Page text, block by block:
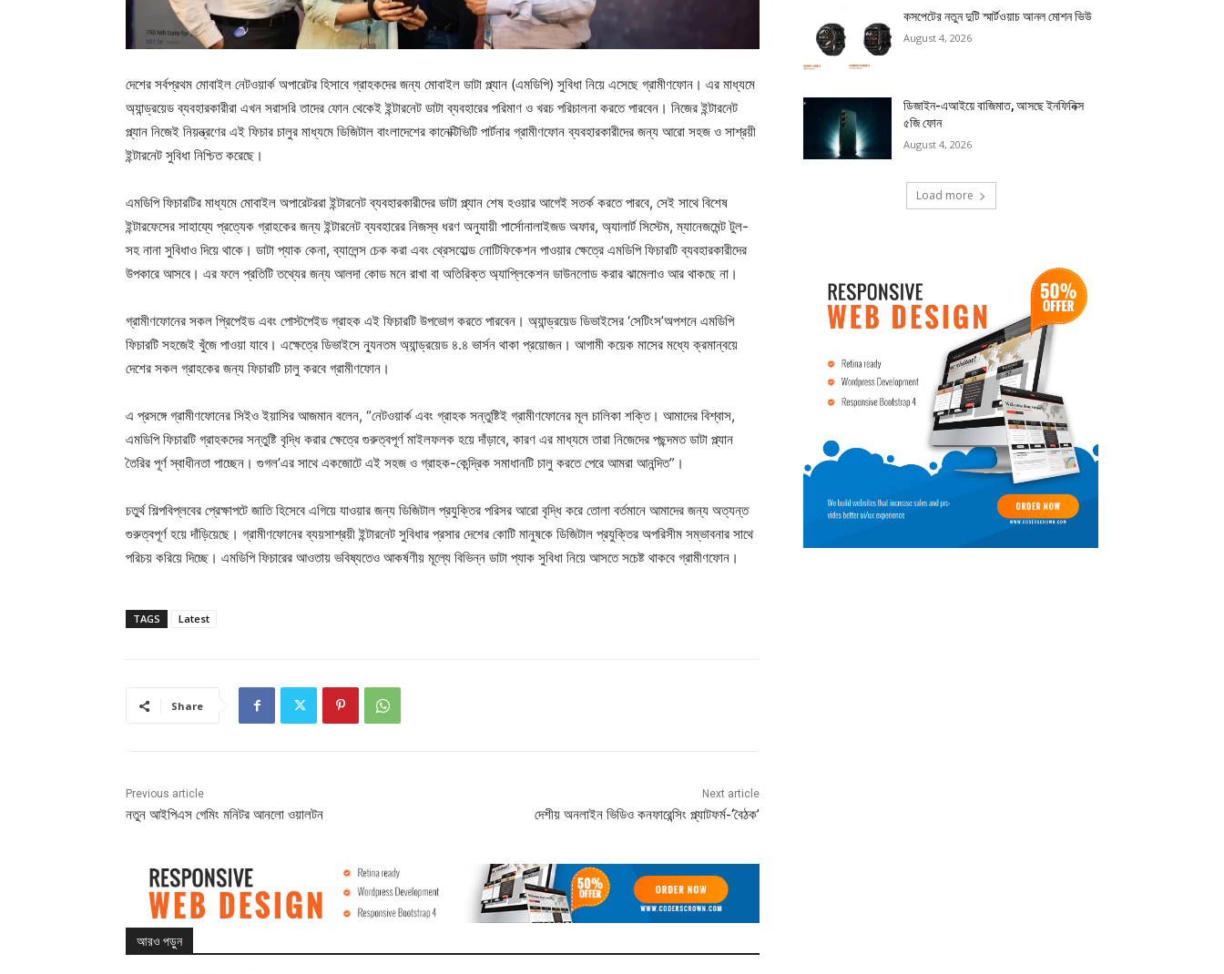
দেশের সর্বপ্রথম মোবাইল নেটওয়ার্ক অপারেটর হিসাবে গ্রাহকদের জন্য মোবাইল ডাটা প্ল্যান (এমডিপি) সুবিধা নিয়ে এসেছে গ্রামীণফোন। এর মাধ্যমে
অ্যান্ড্রয়েড ব্যবহারকারীরা এখন সরাসরি তাদের ফোন থেকেই ইন্টারনেট ডাটা ব্যবহারের পরিমাণ ও খরচ পরিচালনা করতে পারবেন। নিজের ইন্টারনেট
প্ল্যান নিজেই নিয়ন্ত্রণের এই ফিচার চালুর মাধ্যমে ডিজিটাল বাংলাদেশের কানেক্টিভিটি পার্টনার গ্রামীণফোন ব্যবহারকারীদের জন্য আরো সহজ ও সাশ্রয়ী
ইন্টারনেট সুবিধা নিশ্চিত করেছে।
এমডিপি ফিচারটির মাধ্যমে মোবাইল অপারেটররা ইন্টারনেট ব্যবহারকারীদের ডাটা প্ল্যান শেষ হওয়ার আগেই সতর্ক করতে পারবে, সেই সাথে বিশেষ
ইন্টারফেসের সাহায্যে প্রত্যেক গ্রাহকের জন্য ইন্টারনেট ব্যবহারের নিজস্ব ধরণ অনুযায়ী পার্সোনালাইজড অফার, অ্যালার্ট সিস্টেম, ম্যানেজমেন্ট টুল-
সহ নানা সুবিধাও দিয়ে থাকে। ডাটা প্যাক কেনা, ব্যালেন্স চেক করা এবং থ্রেসহোল্ড নোটিফিকেশন পাওয়ার ক্ষেত্রে এমডিপি ফিচারটি ব্যবহারকারীদের
উপকারে আসবে। এর ফলে প্রতিটি তথ্যের জন্য আলদা কোড মনে রাখা বা অতিরিক্ত অ্যাপ্লিকেশন ডাউনলোড করার ঝামেলাও আর থাকছে না।
গ্রামীণফোনের সকল প্রিপেইড এবং পোস্টপেইড গ্রাহক এই ফিচারটি উপভোগ করতে পারবেন। অ্যান্ড্রয়েড ডিভাইসের ‘সেটিংস’অপশনে এমডিপি
ফিচারটি সহজেই খুঁজে পাওয়া যাবে। এক্ষেত্রে ডিভাইসে ন্যুনতম অ্যান্ড্রয়েড ৪.৪ ভার্সন থাকা প্রয়োজন। আগামী কয়েক মাসের মধ্যে ক্রমান্বয়ে
দেশের সকল গ্রাহকের জন্য ফিচারটি চালু করবে গ্রামীণফোন।
এ প্রসঙ্গে গ্রামীণফোনের সিইও ইয়াসির আজমান বলেন, “নেটওয়ার্ক এবং গ্রাহক সন্তুষ্টিই গ্রামীণফোনের মূল চালিকা শক্তি। আমাদের বিশ্বাস,
এমডিপি ফিচারটি গ্রাহকদের সন্তুষ্টি বৃদ্ধি করার ক্ষেত্রে গুরুত্বপূর্ণ মাইলফলক হয়ে দাঁড়াবে, কারণ এর মাধ্যমে তারা নিজেদের পছন্দমত ডাটা প্ল্যান
তৈরির পূর্ণ স্বাধীনতা পাচ্ছেন। গুগল’এর সাথে একজোটে এই সহজ ও গ্রাহক-কেন্দ্রিক সমাধানটি চালু করতে পেরে আমরা আনন্দিত”।
চতুর্থ শিল্পবিপ্লবের প্রেক্ষাপটে জাতি হিসেবে এগিয়ে যাওয়ার জন্য ডিজিটাল প্রযুক্তির পরিসর আরো বৃদ্ধি করে তোলা বর্তমানে আমাদের জন্য অত্যন্ত
গুরুত্বপূর্ণ হয়ে দাঁড়িয়েছে। গ্রামীণফোনের ব্যয়সাশ্রয়ী ইন্টারনেট সুবিধার প্রসার দেশের কোটি মানুষকে ডিজিটাল প্রযুক্তির অপরিসীম সম্ভাবনার সাথে
পরিচয় করিয়ে দিচ্ছে। এমডিপি ফিচারের আওতায় ভবিষ্যতেও আকর্ষণীয় মূল্যে বিভিন্ন ডাটা প্যাক সুবিধা নিয়ে আসতে সচেষ্ট থাকবে গ্রামীণফোন।
TAGS Latest
Share
Previous article
নতুন আইপিএস গেমিং মনিটর আনলো ওয়ালটন
Next article
দেশীয় অনলাইন ভিডিও কনফারেন্সিং প্ল্যাটফর্ম-‘বৈঠক’
আরও পড়ুন
কসপেটের নতুন দুটি স্মার্টওয়াচ আনল মোশন ভিউ
August 4, 2026
ডিজাইন-এআইয়ে বাজিমাত, আসছে ইনফিনিক্স
৫জি ফোন
August 4, 2026
Load more